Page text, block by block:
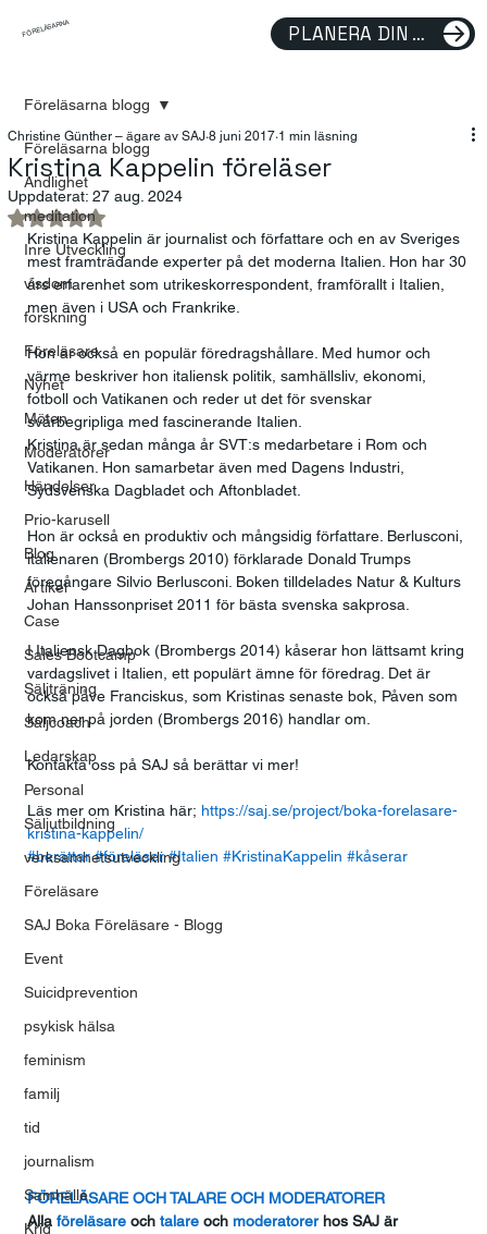
FÖRELÄSARNA PLANERA DIN FÖRELÄSNING
Föreläsarna blogg
Andlighet
meditation
Inre Utveckling
visdom
forskning
Föreläsare
Nyhet
Möten
Moderatorer
Händelser
Prio-karusell
Blog
Artikel
Case
Sales Bootcamp
Säljträning
Säljcoach
Ledarskap
Personal
Säljutbildning
verksamhetsutveckling
Föreläsare
SAJ Boka Föreläsare - Blogg
Event
Suicidprevention
psykisk hälsa
feminism
familj
tid
journalism
Samhälle
Krig
Föreläsarna blogg
Kristina Kappelin föreläser
Christine Günther – ägare av SAJ 8 juni 2017 1 min läsning
Uppdaterat: 27 aug. 2024
Betygsatt till NaN av 5 stjärnor.
Kristina Kappelin är journalist och författare och en av Sveriges
mest framträdande experter på det moderna Italien. Hon har 30
års erfarenhet som utrikeskorrespondent, framförallt i Italien,
men även i USA och Frankrike.
Hon är också en populär föredragshållare. Med humor och
värme beskriver hon italiensk politik, samhällsliv, ekonomi,
fotboll och Vatikanen och reder ut det för svenskar
svårbegripliga med fascinerande Italien.
Kristina är sedan många år SVT:s medarbetare i Rom och
Vatikanen. Hon samarbetar även med Dagens Industri,
Sydsvenska Dagbladet och Aftonbladet.
Hon är också en produktiv och mångsidig författare. Berlusconi,
italienaren (Brombergs 2010) förklarade Donald Trumps
föregångare Silvio Berlusconi. Boken tilldelades Natur & Kulturs
Johan Hanssonpriset 2011 för bästa svenska sakprosa.
I Italiensk Dagbok (Brombergs 2014) kåserar hon lättsamt kring
vardagslivet i Italien, ett populärt ämne för föredrag. Det är
också påve Franciskus, som Kristinas senaste bok, Påven som
kom ner på jorden (Brombergs 2016) handlar om.
Kontakta oss på SAJ så berättar vi mer!
Läs mer om Kristina här; https://saj.se/project/boka-forelasare-
kristina-kappelin/
#berättar #föreläser #Italien #KristinaKappelin #kåserar
FÖRELÄSARE OCH TALARE OCH MODERATORER
Alla föreläsare och talare och moderatorer hos SAJ är